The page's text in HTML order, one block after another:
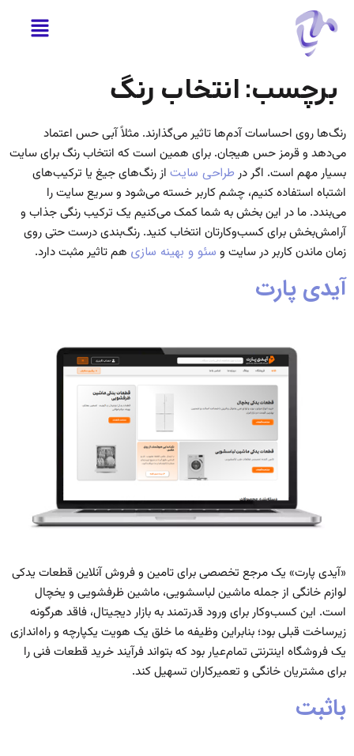
برچسب: انتخاب رنگ
رنگ‌ها روی احساسات آدم‌ها تاثیر می‌گذارند. مثلاً آبی حس اعتماد
می‌دهد و قرمز حس هیجان. برای همین است که انتخاب رنگ برای سایت
بسیار مهم است. اگر در طراحی سایت از رنگ‌های جیغ یا ترکیب‌های
اشتباه استفاده کنیم، چشم کاربر خسته می‌شود و سریع سایت را
می‌بندد. ما در این بخش به شما کمک می‌کنیم یک ترکیب رنگی جذاب و
آرامش‌بخش برای کسب‌وکارتان انتخاب کنید. رنگ‌بندی درست حتی روی
زمان ماندن کاربر در سایت و سئو و بهینه سازی هم تاثیر مثبت دارد.
آیدی پارت
«آیدی پارت» یک مرجع تخصصی برای تامین و فروش آنلاین قطعات یدکی
لوازم خانگی از جمله ماشین لباسشویی، ماشین ظرفشویی و یخچال
است. این کسب‌وکار برای ورود قدرتمند به بازار دیجیتال، فاقد هرگونه
زیرساخت قبلی بود؛ بنابراین وظیفه ما خلق یک هویت یکپارچه و راه‌اندازی
یک فروشگاه اینترنتی تمام‌عیار بود که بتواند فرآیند خرید قطعات فنی را
برای مشتریان خانگی و تعمیرکاران تسهیل کند.
باثبت